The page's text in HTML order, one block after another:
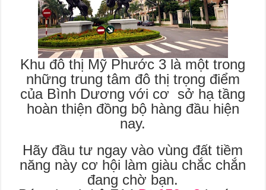
Khu đô thị Mỹ Phước 3 là một trong
những trung tâm đô thị trọng điểm
của Bình Dương với cơ sở hạ tầng
hoàn thiện đồng bộ hàng đầu hiện
nay.
Hãy đầu tư ngay vào vùng đất tiềm
năng này cơ hội làm giàu chắc chắn
đang chờ bạn.